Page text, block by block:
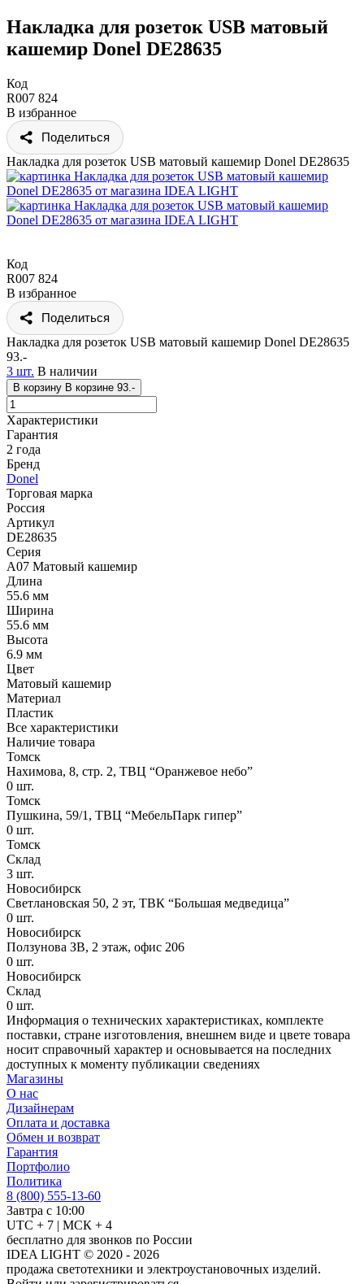
Накладка для розеток USB матовый
кашемир Donel DE28635
Код
R007 824
В избранное
Поделиться
Накладка для розеток USB матовый кашемир Donel DE28635
Код
R007 824
В избранное
Поделиться
Накладка для розеток USB матовый кашемир Donel DE28635
93.-
3 шт. В наличии
В корзину В корзине 93.-
Характеристики
Гарантия
2 года
Бренд
Donel
Торговая марка
Россия
Артикул
DE28635
Серия
A07 Матовый кашемир
Длина
55.6 мм
Ширина
55.6 мм
Высота
6.9 мм
Цвет
Матовый кашемир
Материал
Пластик
Все характеристики
Наличие товара
Томск
Нахимова, 8, стр. 2​, ТВЦ “Оранжевое небо​”
0 шт.
Томск
Пушкина, 59/1, ТВЦ “МебельПарк гипер”
0 шт.
Томск
Склад
3 шт.
Новосибирск
Светлановская 50, 2 эт, ТВК “Большая медведица”
0 шт.
Новосибирск
Ползунова ЗВ, 2 этаж, офис 206
0 шт.
Новосибирск
Склад
0 шт.
Информация о технических характеристиках, комплекте
поставки, стране изготовления, внешнем виде и цвете товара
носит справочный характер и основывается на последних
доступных к моменту публикации сведениях
Магазины
О нас
Дизайнерам
Оплата и доставка
Обмен и возврат
Гарантия
Портфолио
Политика
8 (800) 555-13-60
Завтра с 10:00
UTC + 7 | МСК + 4
бесплатно для звонков по России
IDEA LIGHT © 2020 - 2026
продажа светотехники и электроустановочных изделий.